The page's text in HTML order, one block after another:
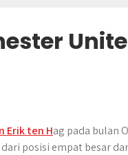
Erik ten Hag pada bulan
posisi empat besar